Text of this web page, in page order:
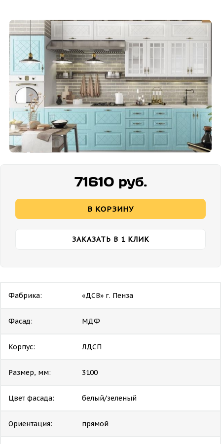
71610 руб.
В КОРЗИНУ
ЗАКАЗАТЬ В 1 КЛИК
Фабрика: «ДСВ» г. Пенза
Фасад: МДФ
Корпус: ЛДСП
Размер, мм: 3100
Цвет фасада: белый/зеленый
Ориентация: прямой